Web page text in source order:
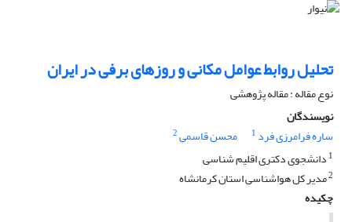
تحلیل روابط عوامل مکانی و روزهای برفی در ایران
نوع مقاله : مقاله پژوهشی
نویسندگان
ساره فرامرزی فرد 1 محسن قاسمی2
1 دانشجوی دکتری اقلیم شناسی
2مدیر کل هواشناسی استان کرمانشاه
چکیده